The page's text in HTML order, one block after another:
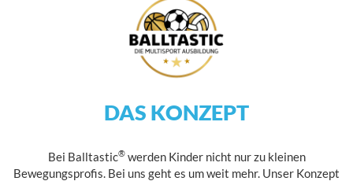
DAS KONZEPT
Bei Balltastic®werden Kinder nicht nur zu kleinen
Bewegungsprofis. Bei uns geht es um weit mehr. Unser Konzept